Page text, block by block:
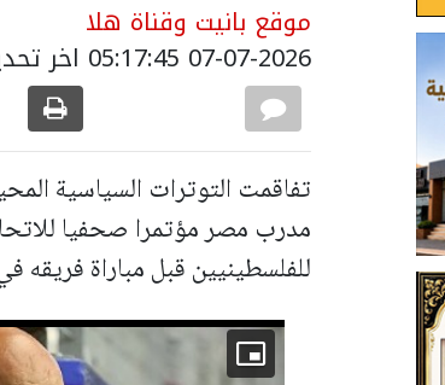
موقع بانيت وقناة هلا
07-07-2026 05:17:45 اخر تحديث: 07-07-
تفاقمت ‌التوترات السياسية
مدرب مصر مؤتمرا صحفيا
للفلسطينيين قبل مباراة فريقه في دور 16 أمام